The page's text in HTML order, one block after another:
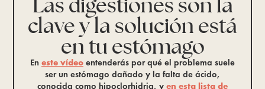
clave y la solución está
en tu estómago
En este vídeo entenderás por qué el problema suele
ser un estómago dañado y la falta de ácido,
conocida como hipoclorhidria, y en esta lista de